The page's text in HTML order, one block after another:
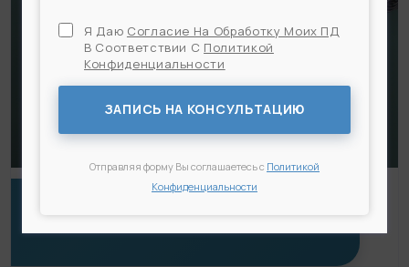
Я Даю Согласие На Обработку Моих ПД
В Соответствии С Политикой
Конфиденциальности
ЗАПИСЬ НА КОНСУЛЬТАЦИЮ
Отправляя форму Вы соглашаетесь с Политикой
Конфиденциальности